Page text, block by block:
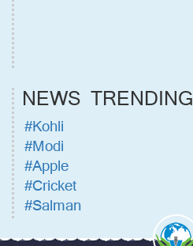
NEWS TRENDING
#Kohli
#Modi
#Apple
#Cricket
#Salman